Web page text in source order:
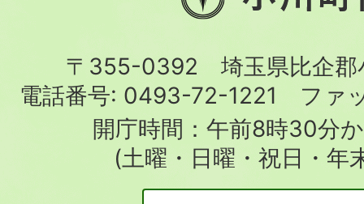
川
役
場
〒355-0392 埼玉県比企郡
電話番号: 0493-72-1221
ファ
開庁時間：午前8時30分
(土曜・日曜・祝日・年